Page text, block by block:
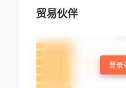
贸易伙伴
登录